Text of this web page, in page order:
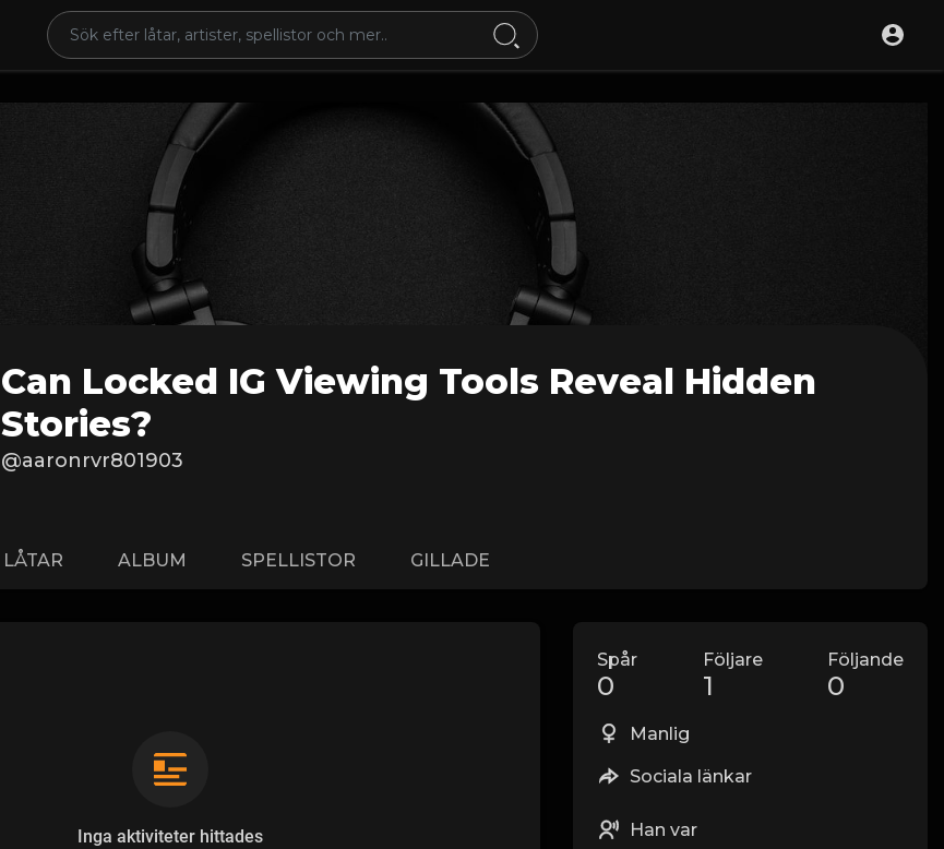
Can Locked IG Viewing Tools Reveal Hidden
Stories?
@aaronrvr801903
LÅTAR ALBUM SPELLISTOR GILLADE
Inga aktiviteter hittades
Spår
0
Följare
1
Följande
0
Manlig
Sociala länkar
Han var